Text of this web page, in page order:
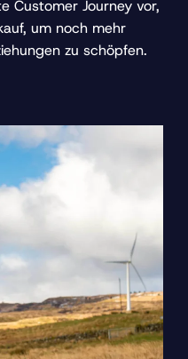
Customer Journey vor,
um noch mehr
zu schöpfen.